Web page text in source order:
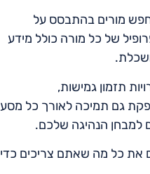
מורים בהתבסס על
של כל מורה כולל מידע
תזמון גמישות,
גם תמיכה לאורך כל מסע
למבחן הנהיגה שלכם.
את כל מה שאתם צריכים כדי